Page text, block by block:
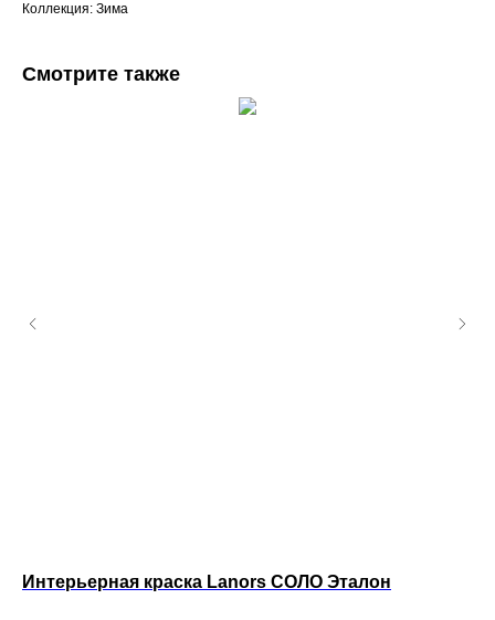
Коллекция: Зима
Смотрите также
Интерьерная краска Lanors СОЛО Эталон